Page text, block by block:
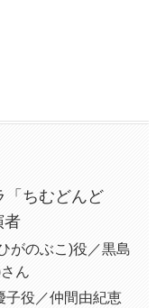
「ちむどんど
者
がのぶこ)役／黒島
ん
子役／仲間由紀恵